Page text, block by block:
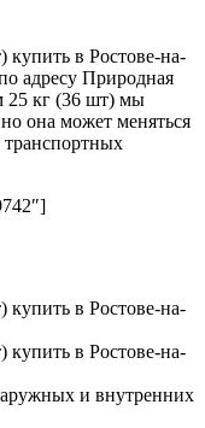
в Ростове-на-
адресу Природная
кг (36 шт) мы
она может меняться
в Ростове-на-
в Ростове-на-
и внутренних